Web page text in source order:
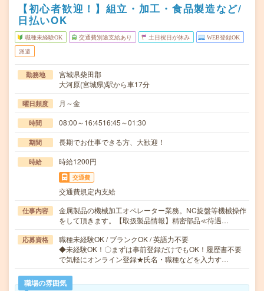
【初心者歓迎！】組立・加工・食品製造など/
日払いOK
職種未経験OK 交通費別途支給あり 土日祝日が休み WEB登録OK
派遣
勤務地
宮城県柴田郡
大河原(宮城県)駅から車17分
曜日頻度 月～金
時間 08:00～16:4516:45～01:30
期間 長期でお仕事できる方、大歓迎！
時給 時給1200円
交通費
交通費規定内支給
仕事内容
金属製品の機械加工オペレーター業務。NC旋盤等機械操作
をして頂きます。【取扱製品情報】精密部品≪待遇…
応募資格
職種未経験OK / ブランクOK / 英語力不要
◆未経験OK！〇まずは事前登録だけでもOK！履歴書不要
で気軽にオンライン登録★氏名・職種などを入力す…
職場の雰囲気